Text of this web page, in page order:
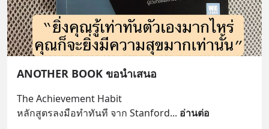
ANOTHER BOOK ขอนำเสนอ
The Achievement Habit
หลักสูตรลงมือทำทันที จาก Stanford... อ่านต่อ